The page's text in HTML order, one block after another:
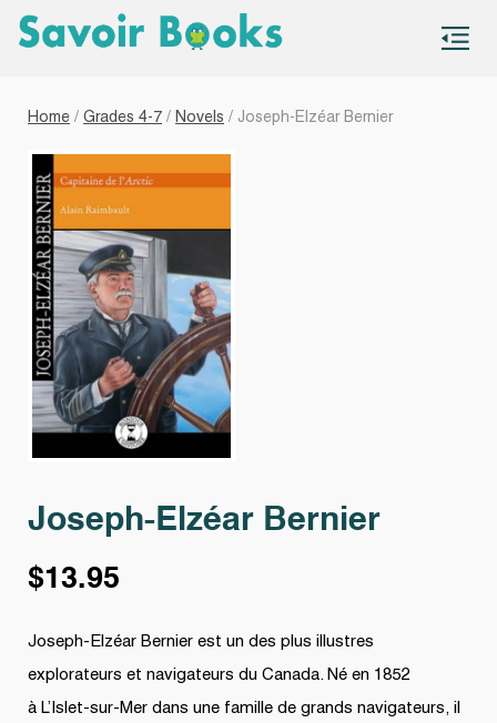
Home / Grades 4-7 / Novels / Joseph-Elzéar Bernier
Joseph-Elzéar Bernier
$13.95
Joseph-Elzéar Bernier est un des plus illustres
explorateurs et navigateurs du Canada. Né en 1852
à L’Islet-sur-Mer dans une famille de grands navigateurs, il